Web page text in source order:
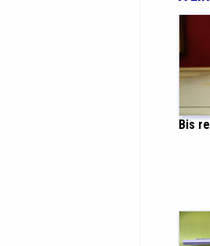
Bis